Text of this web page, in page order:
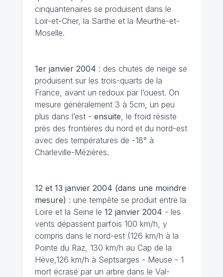
cinquantenaires se produisent dans le
Loir-et-Cher, la Sarthe et la Meurthe-et-
Moselle.
1er janvier 2004 : des chutes de neige se
produisent sur les trois-quarts de la
France, avant un redoux par l’ouest. On
mesure généralement 3 à 5cm, un peu
plus dans l’est - ensuite, le froid résiste
près des frontières du nord et du nord-est
avec des températures de -18° à
Charleville-Mézières.
12 et 13 janvier 2004 (dans une moindre
mesure) : une tempête se produit entre la
Loire et la Seine le 12 janvier 2004 - les
vents dépassent parfois 100 km/h, y
compris dans le nord-est (126 km/h à la
Pointe du Raz, 130 km/h au Cap de la
Hève,126 km/h à Septsarges - Meuse - 1
mort écrasé par un arbre dans le Val-